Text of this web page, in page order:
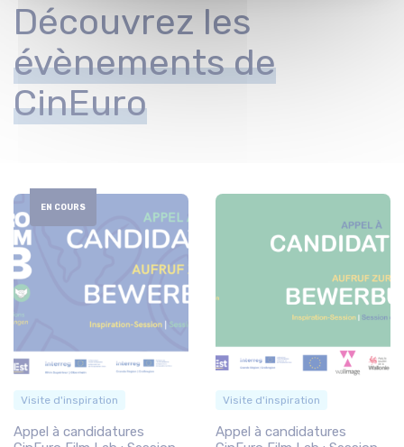
Découvrez les
évènements de
CinEuro
EN COURS
Visite d'inspiration
Appel à candidatures
Visite d'inspiration
Appel à candidatures